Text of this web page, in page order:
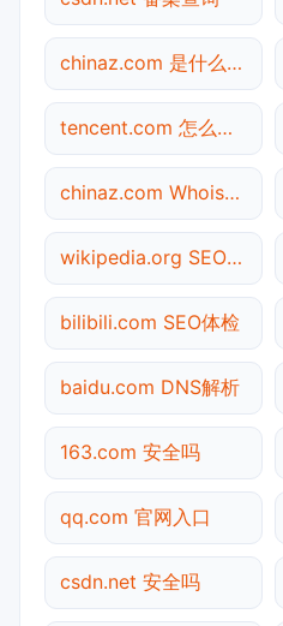
chinaz.com 是什么网站
tencent.com 怎么进入
chinaz.com Whois查询
wikipedia.org SEO体检
bilibili.com SEO体检
baidu.com DNS解析
163.com 安全吗
qq.com 官网入口
csdn.net 安全吗